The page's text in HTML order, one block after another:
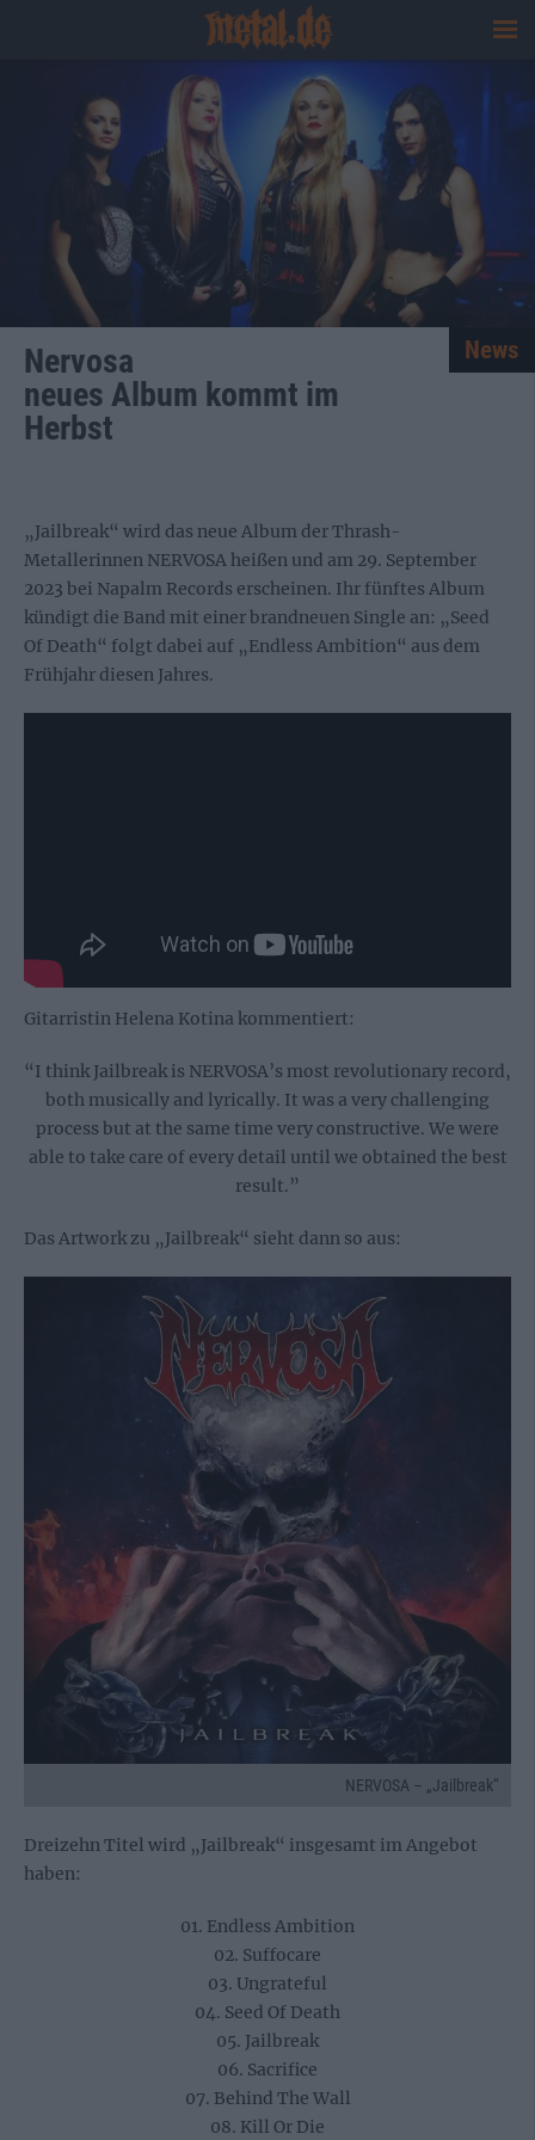
Nervosa
neues Album kommt im
Herbst
News
„Jailbreak“ wird das neue Album der Thrash-
Metallerinnen NERVOSA heißen und am 29. September
2023 bei Napalm Records erscheinen. Ihr fünftes Album
kündigt die Band mit einer brandneuen Single an: „Seed
Of Death“ folgt dabei auf „Endless Ambition“ aus dem
Frühjahr diesen Jahres.
Gitarristin Helena Kotina kommentiert:
“I think Jailbreak is NERVOSA’s most revolutionary record,
both musically and lyrically. It was a very challenging
process but at the same time very constructive. We were
able to take care of every detail until we obtained the best
result.”
Das Artwork zu „Jailbreak“ sieht dann so aus:
NERVOSA – „Jailbreak“
Dreizehn Titel wird „Jailbreak“ insgesamt im Angebot
haben:
01. Endless Ambition
02. Suffocare
03. Ungrateful
04. Seed Of Death
05. Jailbreak
06. Sacrifice
07. Behind The Wall
08. Kill Or Die